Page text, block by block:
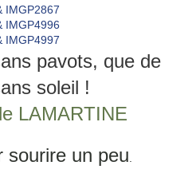
pavots, que de
soleil !
LAMARTINE
sourire un peu